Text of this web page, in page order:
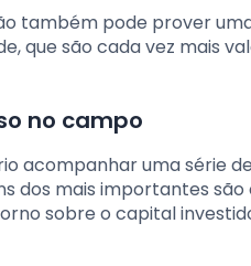
também pode prover
que são cada vez mais
no campo
acompanhar uma série
dos mais importantes são
sobre o capital